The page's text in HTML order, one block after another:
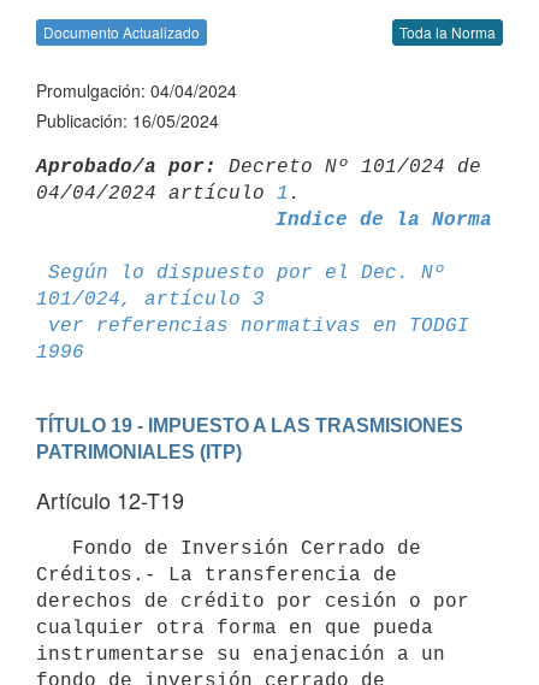
Documento Actualizado Toda la Norma
Promulgación: 04/04/2024
Publicación: 16/05/2024
Aprobado/a por:
Decreto Nº 101/024 de
04/04/2024 artículo 1
Indice de la Norma
Según lo dispuesto por el Dec. Nº
101/024, artículo 3
ver referencias normativas en TODGI
1996
TÍTULO 19 - IMPUESTO A LAS TRASMISIONES
PATRIMONIALES (ITP)
Artículo 12-T19
Créditos.- La transferencia de
derechos de crédito por cesión o por
cualquier otra forma en que pueda
instrumentarse su enajenación a un